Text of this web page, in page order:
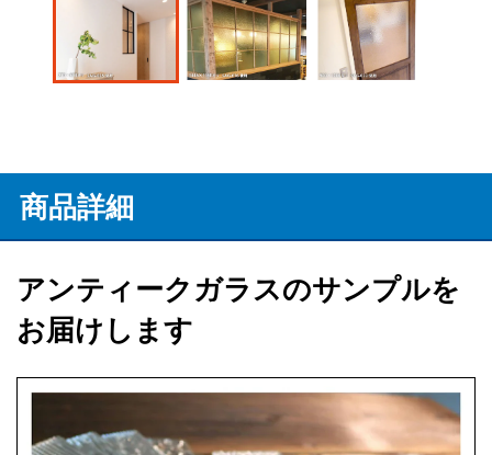
商品詳細
アンティークガラスのサンプルを
お届けします